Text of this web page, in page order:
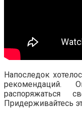
Напоследок
рекомендаций.
распоряжаться
Придерживайтесь